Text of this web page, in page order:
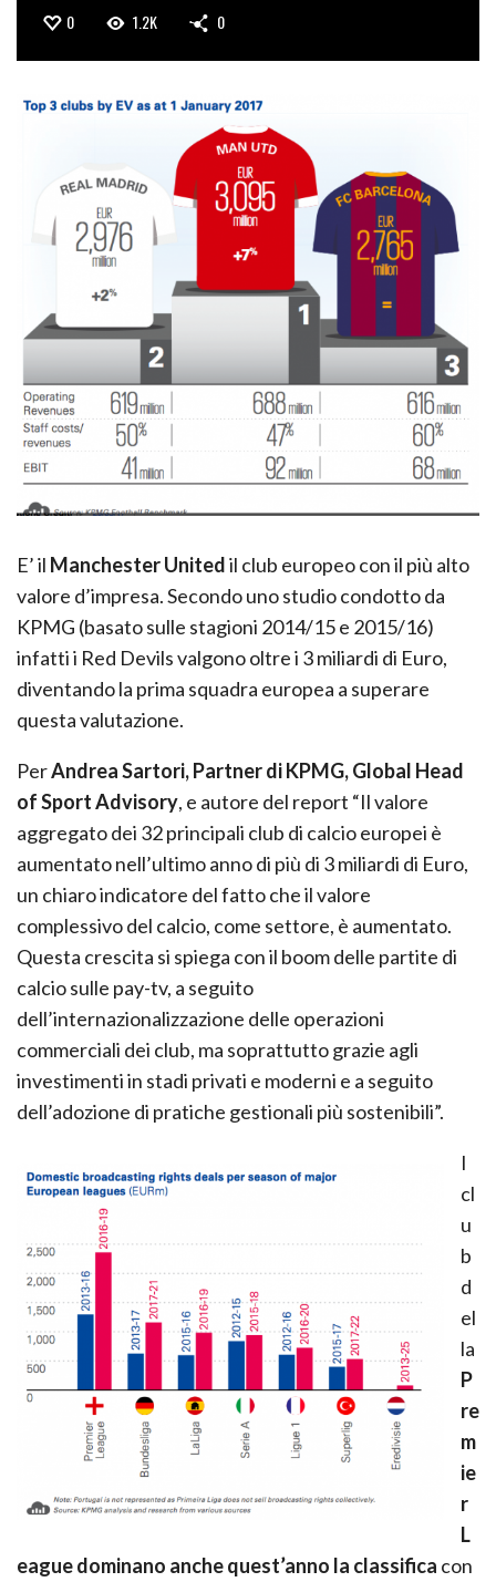
0 1.2K 0
E’ il Manchester Unitedil club europeo con il più alto
valore d’impresa. Secondo uno studio condotto da
KPMG (basato sulle stagioni 2014/15 e 2015/16)
infatti i Red Devils valgono oltre i 3 miliardi di Euro,
diventando la prima squadra europea a superare
questa valutazione.
PerAndrea Sartori, Partner di KPMG, Global Head
of Sport Advisory, e autore del report “Il valore
aggregato dei 32 principali club di calcio europei è
aumentato nell’ultimo anno di più di 3 miliardi di Euro,
un chiaro indicatore del fatto che il valore
complessivo del calcio, come settore, è aumentato.
Questa crescita si spiega con il boom delle partite di
calcio sulle pay-tv, a seguito
dell’internazionalizzazione delle operazioni
commerciali dei club, ma soprattutto grazie agli
investimenti in stadi privati e moderni e a seguito
dell’adozione di pratiche gestionali più sostenibili”.
I
cl
u
b
d
el
la
P
re
m
ie
r
L
eague dominano anche quest’anno la classifica con